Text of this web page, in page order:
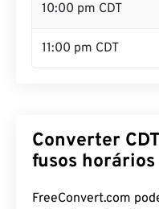
10:00 pm CDT
11:00 pm CDT
Converter
fusos horários
FreeConvert.com